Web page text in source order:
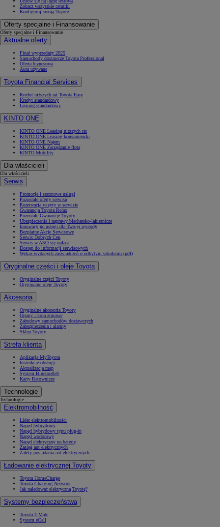
Zobacz wszystkie cenniki
Konfiguruj swoją Toyotę
Oferty specjalne i Finansowanie
Oferty specjalne i Finansowanie
Aktualne oferty
Finał wyprzedaży 2025
Samochody dostawcze Toyota Professional
Oferta biznesowa
Auta używane
Toyota Financial Services
Kredyt niższych rat Toyota Easy
Kredyt standardowy
Leasing standardowy
KINTO ONE
KINTO ONE Leasing niższych rat
KINTO ONE Leasing konsumencki
KINTO ONE Najem
KINTO ONE Zarządzanie flotą
KINTO Mobility
Dla właścicieli
Dla właścicieli
Serwis
Promocje i sezonowe usługi
Pozostałe oferty serwisu
Rezerwacja wizyty w serwisie
Gwarancja Toyota Relax
Pozostałe Gwarancje Toyoty
Ubezpieczenia i naprawy blacharsko-lakiernicze
Innowacyjne usługi dla Twojej wygody
Bezpłatne Akcje Serwisowe
Serwis Dobrych Cen
Serwis w ASO się opłaca
Dostęp do informacji serwisowych
Wykaz wydanych zaświadczeń o odbytym szkoleniu (pdf)
Oryginalne części i oleje Toyota
Oryginalne części Toyoty
Oryginalne oleje Toyoty
Akcesoria
Oryginalne akcesoria Toyoty
Opony i koła zimowe
Zabudowy samochodów dostawczych
Zabezpieczenia i alarmy
Sklep Toyoty
Strefa klienta
Aplikacja MyToyota
Instrukcje obsługi
Aktualizacja map
System Bluetooth®
Karty Ratownicze
Technologie
Technologie
Elektromobilność
Lider elektromobilności
Napęd hybrydowy
Napęd hybrydowy typu plug-in
Napęd wodorowy
Napęd elektryczny na baterię
Zasięg aut elektrycznych
Zalety posiadania aut elektrycznych
Ładowanie elektrycznej Toyoty
Toyota HomeCharge
Toyota Charging Network
Jak naładować elektryczną Toyotę?
Systemy bezpieczeństwa
Toyota T-Mate
System eCall